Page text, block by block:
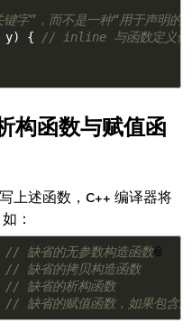
”，而不是一种“用于声明的
y) {
// inline 与函数定义体
构函数与赋值函
上述函数，C++ 编译器将
：
📎
// 缺省的无参数构造函数
// 缺省的拷贝构造函数
// 缺省的析构函数
// 缺省的赋值函数，如果包含